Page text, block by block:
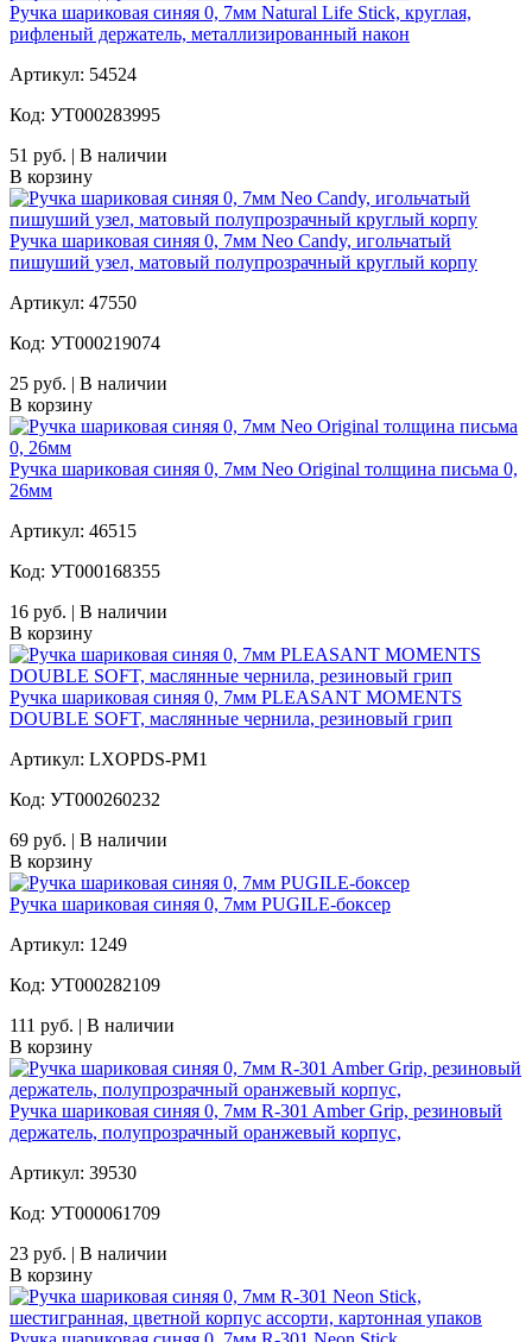
Ручка шариковая синяя 0, 7мм Natural Life Stick, круглая,
рифленый держатель, металлизированный након
Артикул: 54524
Код: УТ000283995
51 руб. | В наличии
В корзину
Ручка шариковая синяя 0, 7мм Neo Candy, игольчатый
пишуший узел, матовый полупрозрачный круглый корпу
Артикул: 47550
Код: УТ000219074
25 руб. | В наличии
В корзину
Ручка шариковая синяя 0, 7мм Neo Original толщина письма 0,
26мм
Артикул: 46515
Код: УТ000168355
16 руб. | В наличии
В корзину
Ручка шариковая синяя 0, 7мм PLEASANT MOMENTS
DOUBLE SOFT, маслянные чернила, резиновый грип
Артикул: LXOPDS-PM1
Код: УТ000260232
69 руб. | В наличии
В корзину
Ручка шариковая синяя 0, 7мм PUGILE-боксер
Артикул: 1249
Код: УТ000282109
111 руб. | В наличии
В корзину
Ручка шариковая синяя 0, 7мм R-301 Amber Grip, резиновый
держатель, полупрозрачный оранжевый корпус,
Артикул: 39530
Код: УТ000061709
23 руб. | В наличии
В корзину